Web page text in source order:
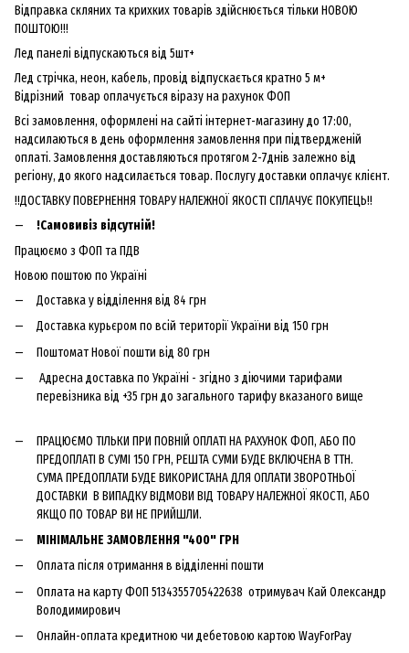
Відправка скляних та крихких товарів здійснюється тільки НОВОЮ
ПОШТОЮ!!!
Лед панелі відпускаються від 5шт+
Лед стрічка, неон, кабель, провід відпускається кратно 5 м+
Відрізний товар оплачується віразу на рахунок ФОП
Всі замовлення, оформлені на сайті інтернет-магазину до 17:00,
надсилаються в день оформлення замовлення при підтвердженій
оплаті. Замовлення доставляються протягом 2-7днів залежно від
регіону, до якого надсилається товар. Послугу доставки оплачує клієнт.
!!ДОСТАВКУ ПОВЕРНЕННЯ ТОВАРУ НАЛЕЖНОЇ ЯКОСТІ СПЛАЧУЄ ПОКУПЕЦЬ!!
!Самовивіз відсутній!
Працюємо з ФОП та ПДВ
Новою поштою по Україні
Доставка у відділення від 84 грн
Доставка курьєром по всій території України від 150 грн
Поштомат Нової пошти від 80 грн
Адресна доставка по Україні - згідно з діючими тарифами
перевізника від +35 грн до загального тарифу вказаного вище
ПРАЦЮЄМО ТІЛЬКИ ПРИ ПОВНІЙ ОПЛАТІ НА РАХУНОК ФОП, АБО ПО
ПРЕДОПЛАТІ В СУМІ 150 ГРН, РЕШТА СУМИ БУДЕ ВКЛЮЧЕНА В ТТН.
СУМА ПРЕДОПЛАТИ БУДЕ ВИКОРИСТАНА ДЛЯ ОПЛАТИ ЗВОРОТНЬОЇ
ДОСТАВКИ В ВИПАДКУ ВІДМОВИ ВІД ТОВАРУ НАЛЕЖНОЇ ЯКОСТІ, АБО
ЯКЩО ПО ТОВАР ВИ НЕ ПРИЙШЛИ.
МІНІМАЛЬНЕ ЗАМОВЛЕННЯ "400" ГРН
Оплата після отримання в відділенні пошти
Оплата на карту ФОП 5134355705422638 отримувач Кай Олександр
Володимирович
Онлайн-оплата кредитною чи дебетовою картою WayForPay